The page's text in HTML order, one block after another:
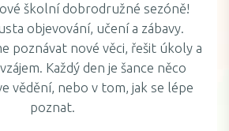
školní dobrodružné sezóně!
objevování, učení a zábavy.
poznávat nové věci, řešit úkoly a
Každý den je šance něco
vědění, nebo v tom, jak se lépe
poznat.